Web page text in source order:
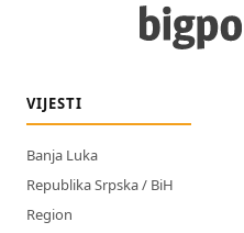
VIJESTI
Banja Luka
Republika Srpska / BiH
Region